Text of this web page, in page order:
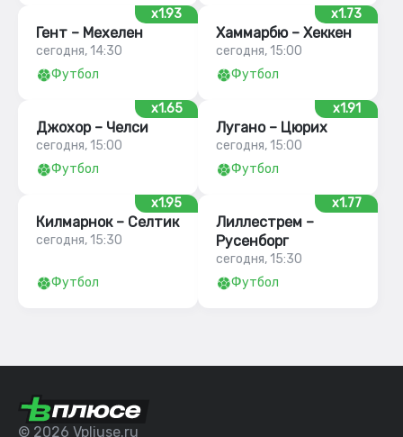
x1.93
Гент – Мехелен
сегодня, 14:30
Футбол
x1.73
Хаммарбю – Хеккен
сегодня, 15:00
Футбол
x1.65
Джохор – Челси
сегодня, 15:00
Футбол
x1.91
Лугано – Цюрих
сегодня, 15:00
Футбол
x1.95
Килмарнок – Селтик
сегодня, 15:30
Футбол
x1.77
Лиллестрем –
Русенборг
сегодня, 15:30
Футбол
© 2026 Vpliuse.ru